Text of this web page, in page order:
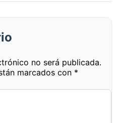
no será publicada.
marcados con *